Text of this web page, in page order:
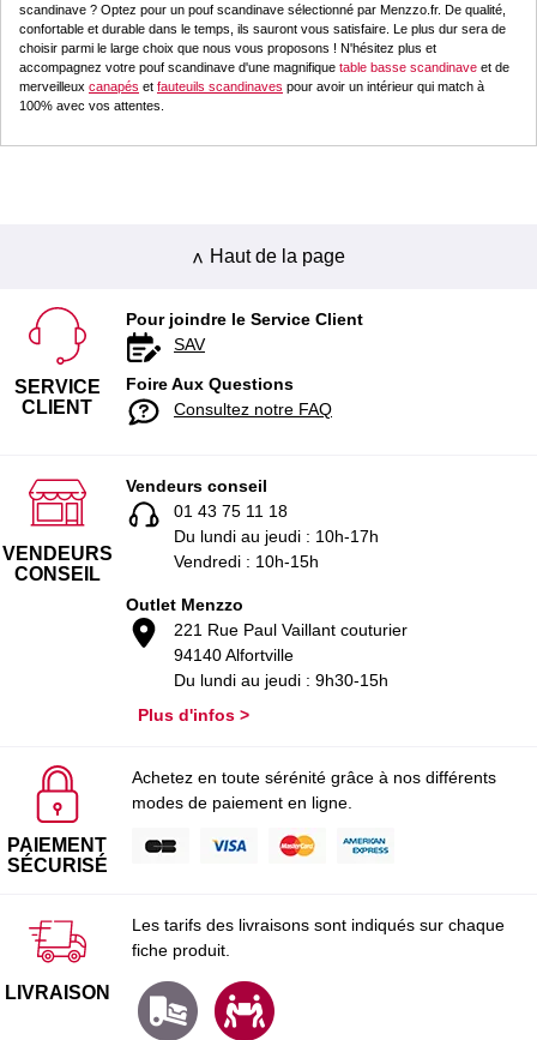
scandinave ? Optez pour un pouf scandinave sélectionné par Menzzo.fr. De qualité,
confortable et durable dans le temps, ils sauront vous satisfaire. Le plus dur sera de
choisir parmi le large choix que nous vous proposons ! N'hésitez plus et
accompagnez votre pouf scandinave d'une magnifique table basse scandinave et de
merveilleux canapés et fauteuils scandinaves pour avoir un intérieur qui match à
100% avec vos attentes.
Haut de la page
SERVICE
CLIENT
Pour joindre le Service Client
SAV
Foire Aux Questions
Consultez notre FAQ
VENDEURS
CONSEIL
Vendeurs conseil
01 43 75 11 18
Du lundi au jeudi : 10h-17h
Vendredi : 10h-15h
Outlet Menzzo
221 Rue Paul Vaillant couturier
94140 Alfortville
Du lundi au jeudi : 9h30-15h
Plus d'infos >
PAIEMENT
SÉCURISÉ
Achetez en toute sérénité grâce à nos différents
modes de paiement en ligne.
LIVRAISON
Les tarifs des livraisons sont indiqués sur chaque
fiche produit.